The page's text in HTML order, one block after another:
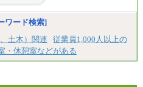
ワード検索]
土木）関連
従業員1,000人以上の
・休憩室などがある